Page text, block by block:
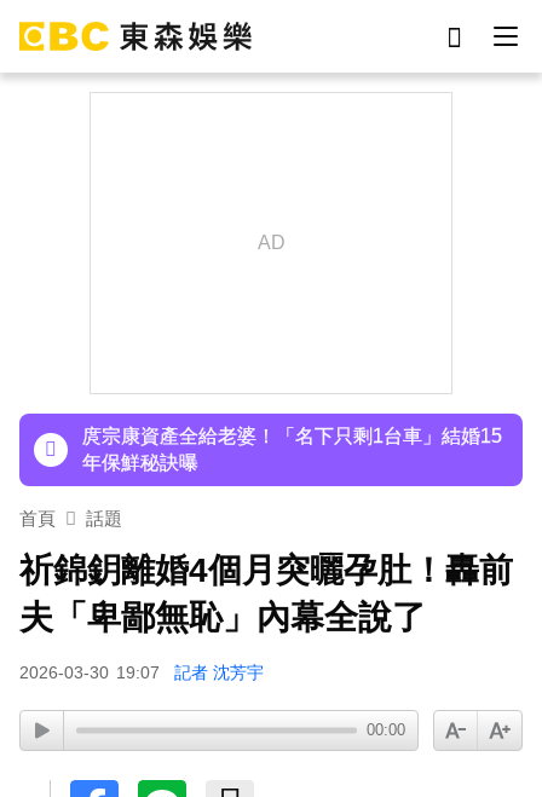
人無奈回應
庹宗康資產全給老婆！「名下只剩1台車」結婚15
年保鮮秘訣曝
百萬網紅失蹤3年遇害！遭閨密設局赴菲「綁架撕
下載東森App，隨時掌握天下大小事！
人無奈回應
首頁 話題
祈錦鈅離婚4個月突曬孕肚！轟前
夫「卑鄙無恥」內幕全說了
2026-03-30 19:07 記者 沈芳宇
00:00